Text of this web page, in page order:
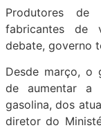
Produtores de
fabricantes de
debate, governo
Desde março, o
de aumentar a
gasolina, dos
diretor do